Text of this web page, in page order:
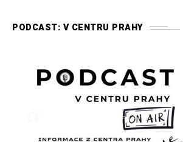
PODCAST: V CENTRU PRAHY